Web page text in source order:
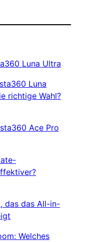
Luna
richtige Wahl?
Welches